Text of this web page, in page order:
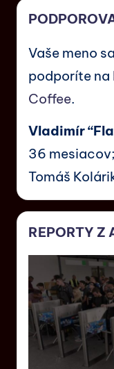
Vaše meno
podporíte na
Coffee.
Vladimír
36
Tomáš
REPORTY Z